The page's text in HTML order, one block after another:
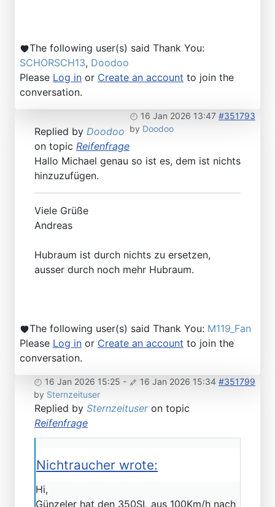
The following user(s) said Thank You:
SCHORSCH13, Doodoo
Please Log in or Create an account to join the
conversation.
16 Jan 2026 13:47 #351793
by Doodoo
Replied by Doodoo
on topic Reifenfrage
Hallo Michael genau so ist es, dem ist nichts
hinzuzufügen.
Viele Grüße
Andreas
Hubraum ist durch nichts zu ersetzen,
ausser durch noch mehr Hubraum.
The following user(s) said Thank You: M119_Fan
Please Log in or Create an account to join the
conversation.
16 Jan 2026 15:25 - 16 Jan 2026 15:34 #351799
by Sternzeituser
Replied by Sternzeituseron topic
Reifenfrage
Nichtraucher wrote:
Hi,
Günzeler hat den 350SL aus 100Km/h nach